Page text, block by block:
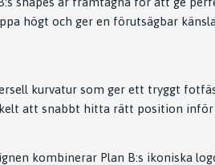
högt och ger en förutsägbar
kurvatur som ger ett tryggt
att snabbt hitta rätt position inför
kombinerar Plan B:s ikoniska